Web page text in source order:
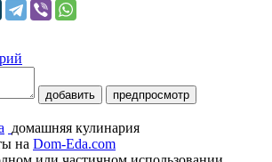
добавить предпросмотр
домашняя кулинария
на Dom-Eda.com